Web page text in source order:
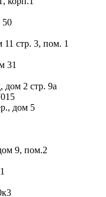
50
стр. 3, пом. 1
31
дом 2 стр. 9а
дом 5
9, пом.2